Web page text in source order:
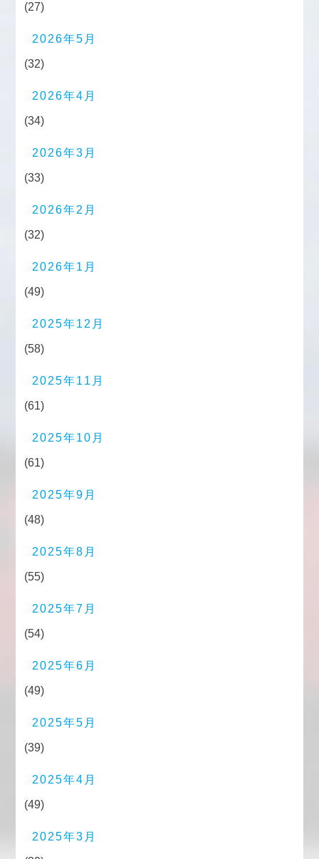
(27)
2026年5月
(32)
2026年4月
(34)
2026年3月
(33)
2026年2月
(32)
2026年1月
(49)
2025年12月
(58)
2025年11月
(61)
2025年10月
(61)
2025年9月
(48)
2025年8月
(55)
2025年7月
(54)
2025年6月
(49)
2025年5月
(39)
2025年4月
(49)
2025年3月